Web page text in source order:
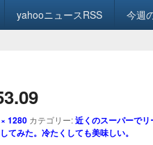
yahooニュースRSS 今週
1280 カテゴリー:近くのスーパーで
てみた。冷たくしても美味しい。